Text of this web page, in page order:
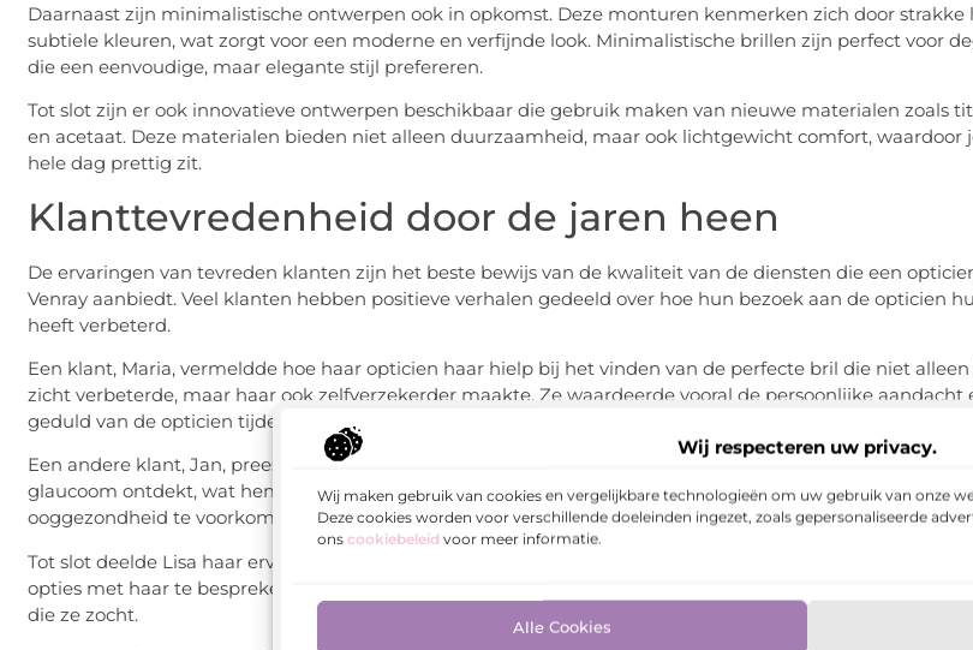
Wij respecteren uw privacy.
Wij maken gebruik van cookies en vergelijkbare technologieën om uw gebruik van onze
Deze cookies worden voor verschillende doeleinden ingezet, zoals gepersonaliseerde
ons cookiebeleid voor meer informatie.
Alle Cookies
Daarnaast zijn minimalistische ontwerpen ook in opkomst. Deze monturen kenmerken zich door strakke
subtiele kleuren, wat zorgt voor een moderne en verfijnde look. Minimalistische brillen zijn perfect voor
die een eenvoudige, maar elegante stijl prefereren.
Tot slot zijn er ook innovatieve ontwerpen beschikbaar die gebruik maken van nieuwe materialen zoals
en acetaat. Deze materialen bieden niet alleen duurzaamheid, maar ook lichtgewicht comfort, waardoor
hele dag prettig zit.
Klanttevredenheid door de jaren heen
De ervaringen van tevreden klanten zijn het beste bewijs van de kwaliteit van de diensten die een
Venray aanbiedt. Veel klanten hebben positieve verhalen gedeeld over hoe hun bezoek aan de opticien
heeft verbeterd.
Een klant, Maria, vermeldde hoe haar opticien haar hielp bij het vinden van de perfecte bril die niet
zicht verbeterde, maar haar ook zelfverzekerder maakte. Ze waardeerde vooral de persoonlijke aandacht
geduld van de opticien tijdens het hele proces.
Een andere klant, Jan, prees de grondige oogtest die hij kreeg. Dankzij deze test werd een vroeg stadium
glaucoom ontdekt, wat hem in staat stelde om tijdig behandeling te zoeken en verdere schade aan zijn
ooggezondheid te voorkomen.
Tot slot deelde Lisa haar ervaring over het kiezen van contactlenzen. Haar opticien nam de tijd om
opties met haar te bespreken en vond uiteindelijk de perfecte lenzen die haar het comfort en de
die ze zocht.